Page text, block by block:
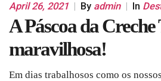
April 26, 2021 | By admin | In
A Páscoa da
maravilhosa!
Em dias trabalhosos como os